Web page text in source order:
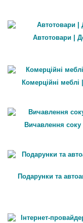
Автотовари |
Комерційні меблі
Вичавлення соку
Подарунки та